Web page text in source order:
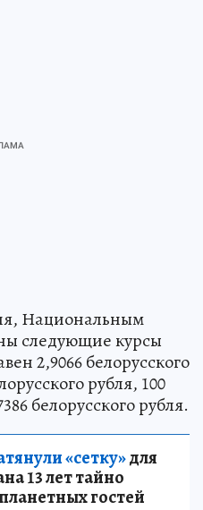
Национальным
следующие курсы
2,9066 белорусского
рубля, 100
белорусского рубля.
«сетку»для
13 лет тайно
гостей